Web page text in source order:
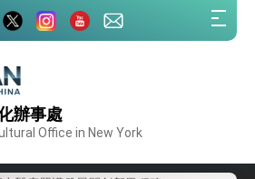
辦事處
Office in New York
言論
在美國亞利桑納州設立「駐鳳凰城辦
一步深化台美交流合作
醫療照護發展開創新里程碑